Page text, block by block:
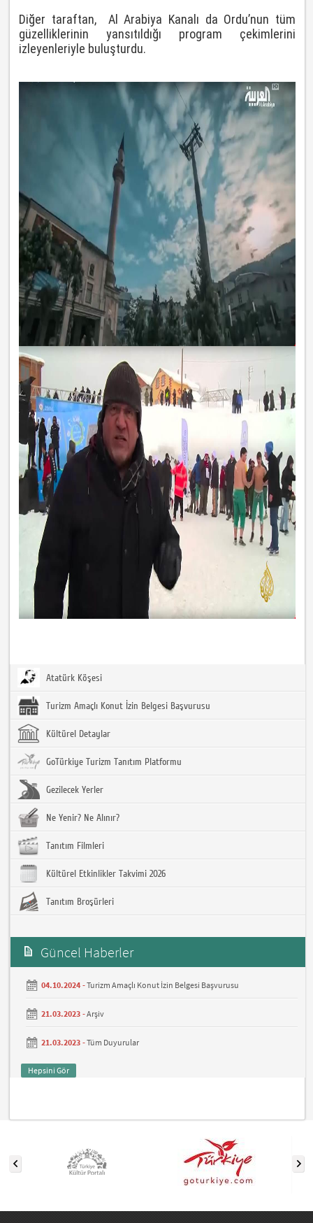
Diğer taraftan, Al Arabiya Kanalı da Ordu’nun tüm
güzelliklerinin yansıtıldığı program çekimlerini
izleyenleriyle buluşturdu.
Atatürk Köşesi
Turizm Amaçlı Konut İzin Belgesi Başvurusu
Kültürel Detaylar
GoTürkiye Turizm Tanıtım Platformu
Gezilecek Yerler
Ne Yenir? Ne Alınır?
Tanıtım Filmleri
Kültürel Etkinlikler Takvimi 2026
Tanıtım Broşürleri
Güncel Haberler
04.10.2024 -Turizm Amaçlı Konut İzin Belgesi Başvurusu
21.03.2023 -Arşiv
21.03.2023 -Tüm Duyurular
Hepsini Gör